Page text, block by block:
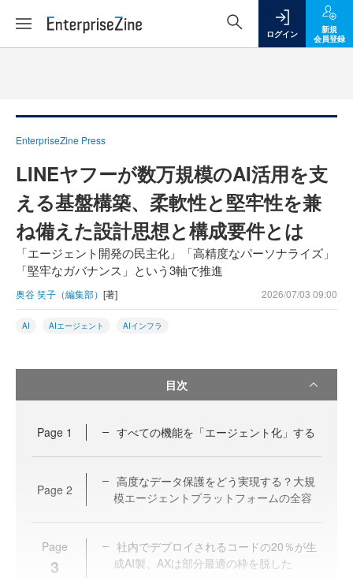
ログイン
新規
会員登録
EnterpriseZine Press
LINEヤフーが数万規模のAI活用を支
える基盤構築、柔軟性と堅牢性を兼
ね備えた設計思想と構成要件とは
「エージェント開発の民主化」「高精度なパーソナライズ」
「堅牢なガバナンス」という3軸で推進
奥谷 笑子（編集部） [著] 2026/07/03 09:00
AI AIエージェント AIインフラ
目次
Page 1 すべての機能を「エージェント化」する
Page 2
高度なデータ保護をどう実現する？大規
模エージェントプラットフォームの全容
Page
3
社内でデプロイされるコードの20％が生
成AI製、AXは部分最適の枠を脱した